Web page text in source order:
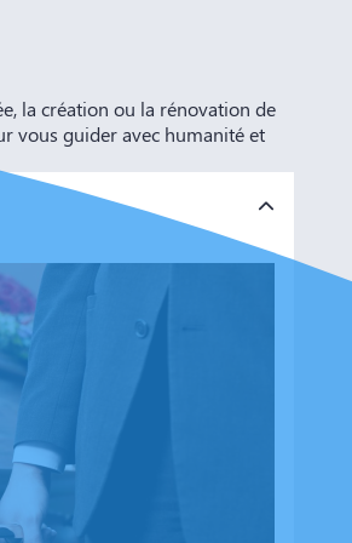
la création ou la rénovation de
vous guider avec humanité et